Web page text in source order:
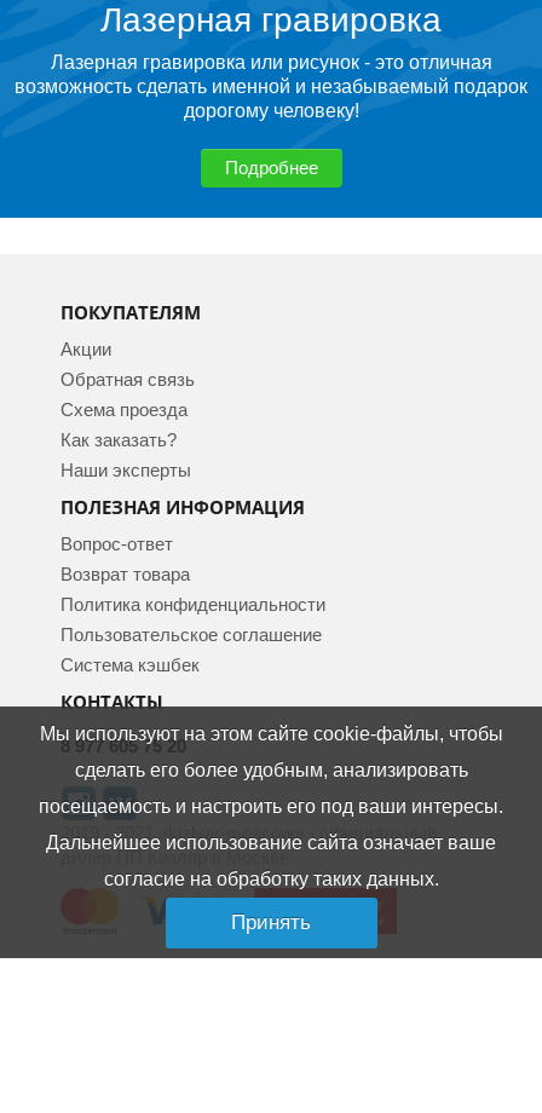
Лазерная гравировка
Лазерная гравировка или рисунок - это отличная
возможность сделать именной и незабываемый подарок
дорогому человеку!
Подробнее
ПОКУПАТЕЛЯМ
Акции
Обратная связь
Схема проезда
Как заказать?
Наши эксперты
ПОЛЕЗНАЯ ИНФОРМАЦИЯ
Вопрос-ответ
Возврат товара
Политика конфиденциальности
Пользовательское соглашение
Система кэшбек
КОНТАКТЫ
8 977 605 75 20
2019 - 2021 «kizlyar-moscow» - официальный
Мы используют на этом сайте cookie-файлы, чтобы
сделать его более удобным, анализировать
посещаемость и настроить его под ваши интересы.
Дальнейшее использование сайта означает ваше
согласие на обработку таких данных.
Принять